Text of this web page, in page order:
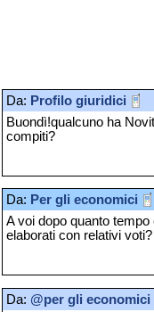
Da: Profilo giuridici
Buondì!qualcuno ha
compiti?
Da: Per gli economici
A voi dopo quanto
elaborati con relativi voti?
Da: @per gli economici